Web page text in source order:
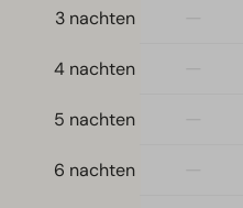
Hottub
Woonkamer
3 nachten
4 nachten
5 nachten
6 nachten